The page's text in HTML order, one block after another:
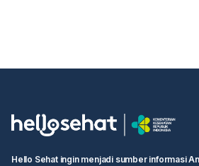
Hello Sehat ingin menjadi sumber informasi